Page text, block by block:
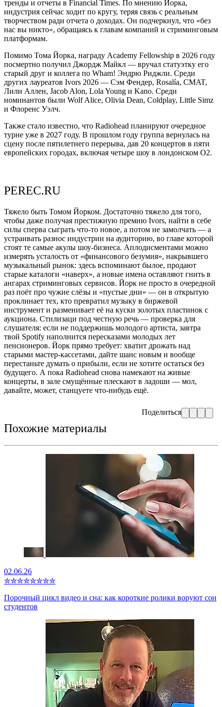
тренды и отчеты в Financial Times. По мнению Йорка,
индустрия сейчас ходит по кругу, теряя связь с реальным
творчеством ради отчета о доходах. Он подчеркнул, что «без
нас вы никто», обращаясь к главам компаний и стриминговым
платформам.
Помимо Тома Йорка, награду Academy Fellowship в 2026 году
посмертно получил Джордж Майкл — вручал статуэтку его
старый друг и коллега по Wham! Эндрю Риджли. Среди
других лауреатов Ivors 2026 — Сэм Фендер, Rosalía, CMAT,
Лили Аллен, Jacob Alon, Lola Young и Kano. Среди
номинантов были Wolf Alice, Olivia Dean, Coldplay, Little Simz
и Флоренс Уэлч.
Также стало известно, что Radiohead планируют очередное
турне уже в 2027 году. В прошлом году группа вернулась на
сцену после пятилетнего перерыва, дав 20 концертов в пяти
европейских городах, включая четыре шоу в лондонском O2.
PEREC.RU
Тяжело быть Томом Йорком. Достаточно тяжело для того,
чтобы даже получая престижную премию Ivors, найти в себе
силы сперва сыграть что-то новое, а потом не замолчать — а
устраивать разнос индустрии на аудиторию, во главе которой
стоят те самые акулы шоу-бизнеса. Аплодисментами можно
измерять усталость от «финансового безумия», накрывшего
музыкальный рынок: здесь вспоминают былое, продают
старые каталоги «наверх», а новые имена оставляют гнить в
ангарах стриминговых сервисов. Йорк не просто в очередной
раз поёт про чужие слёзы и «пустые дни» — он в открытую
проклинает тех, кто превратил музыку в биржевой
инструмент и разменивает её на куски золотых пластинок с
аукциона. Стилизаци под честную речь — проверка для
слушателя: если не поддержишь молодого артиста, завтра
твой Spotify наполнится пересказами молодых лет
пенсионеров. Йорк прямо требует: хватит дрожать над
старыми мастер-кассетами, дайте шанс новым и вообще
перестаньте думать о прибыли, если не хотите остаться без
будущего. А пока Radiohead снова намекают на живые
концерты, в зале смущённые плескают в ладоши — мол,
давайте, может, станцуете что-нибудь ещё.
Поделиться
Похожие материалы
02.06.26
✮✮✮✮✮✮✮✮
Порочный цикл видео и сна: как короткие ролики воруют сон
студентов